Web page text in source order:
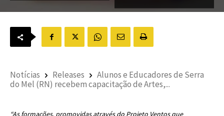
Notícias Releases
Alunos e Educadores de Serra
do Mel (RN) recebem capacitação de Artes,...
“As formações, promovidas através do Projeto Ventos que